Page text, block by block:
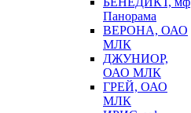
Панорама
ВЕРОНА, ОАО
МЛК
ДЖУНИОР,
ОАО МЛК
ГРЕЙ, ОАО
МЛК